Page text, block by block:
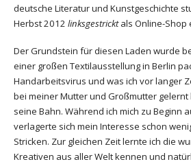
deutsche Literatur und Kunstgeschichte
Herbst 2012 linksgestricktals Online-Shop
Der Grundstein für diesen Laden wurde
einer großen Textilausstellung in Berlin
Handarbeitsvirus und was ich vor langer
bei meiner Mutter und Großmutter gelernt
seine Bahn. Während ich mich zu Beginn
verlagerte sich mein Interesse schon
Stricken. Zur gleichen Zeit lernte ich die
Kreativen aus aller Welt kennen und